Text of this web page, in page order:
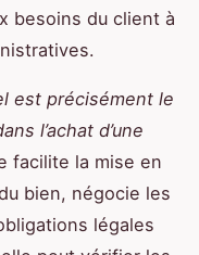
besoins du client à
est précisément le
l’achat d’une
facilite la mise en
bien, négocie les
légales